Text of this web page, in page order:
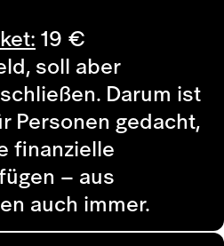
19 €
soll aber
Darum ist
Personen gedacht,
finanzielle
– aus
auch immer.